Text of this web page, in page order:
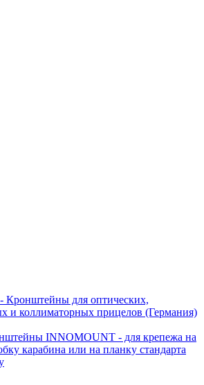
для оптических,
и коллиматорных прицелов (Германия)
INNOMOUNT - для крепежа на
карабина или на планку стандарта